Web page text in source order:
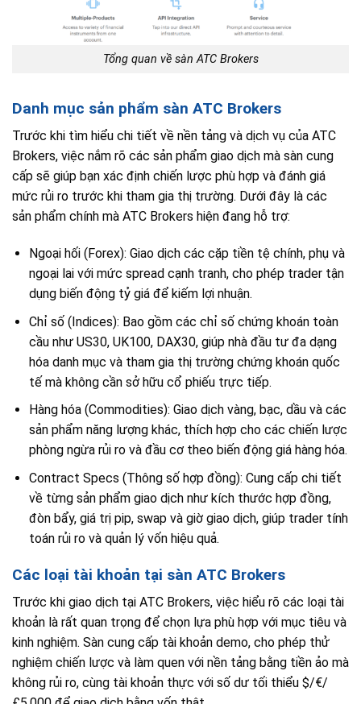
Tổng quan về sàn ATC Brokers
Danh mục sản phẩm sàn ATC Brokers
Trước khi tìm hiểu chi tiết về nền tảng và dịch vụ của ATC
Brokers, việc nắm rõ các sản phẩm giao dịch mà sàn cung
cấp sẽ giúp bạn xác định chiến lược phù hợp và đánh giá
mức rủi ro trước khi tham gia thị trường. Dưới đây là các
sản phẩm chính mà ATC Brokers hiện đang hỗ trợ:
Ngoại hối (Forex): Giao dịch các cặp tiền tệ chính, phụ và
ngoại lai với mức spread cạnh tranh, cho phép trader tận
dụng biến động tỷ giá để kiếm lợi nhuận.
Chỉ số (Indices): Bao gồm các chỉ số chứng khoán toàn
cầu như US30, UK100, DAX30, giúp nhà đầu tư đa dạng
hóa danh mục và tham gia thị trường chứng khoán quốc
tế mà không cần sở hữu cổ phiếu trực tiếp.
Hàng hóa (Commodities): Giao dịch vàng, bạc, dầu và các
sản phẩm năng lượng khác, thích hợp cho các chiến lược
phòng ngừa rủi ro và đầu cơ theo biến động giá hàng hóa.
Contract Specs (Thông số hợp đồng): Cung cấp chi tiết
về từng sản phẩm giao dịch như kích thước hợp đồng,
đòn bẩy, giá trị pip, swap và giờ giao dịch, giúp trader tính
toán rủi ro và quản lý vốn hiệu quả.
Các loại tài khoản tại sàn ATC Brokers
Trước khi giao dịch tại ATC Brokers, việc hiểu rõ các loại tài
khoản là rất quan trọng để chọn lựa phù hợp với mục tiêu và
kinh nghiệm. Sàn cung cấp tài khoản demo, cho phép thử
nghiệm chiến lược và làm quen với nền tảng bằng tiền ảo mà
không rủi ro, cùng tài khoản thực với số dư tối thiểu $/€/